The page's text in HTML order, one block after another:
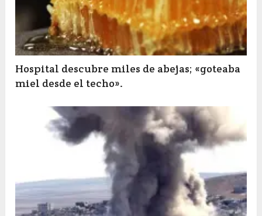
Hospital descubre miles de abejas; «goteaba
miel desde el techo».